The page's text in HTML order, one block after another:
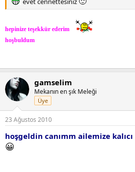
hepinize teşekkür ederim
hoşbuldum
gamselim
Mekanın en şık Meleği
Üye
23 Ağustos 2010
hoşgeldin canımm ailemize
😀